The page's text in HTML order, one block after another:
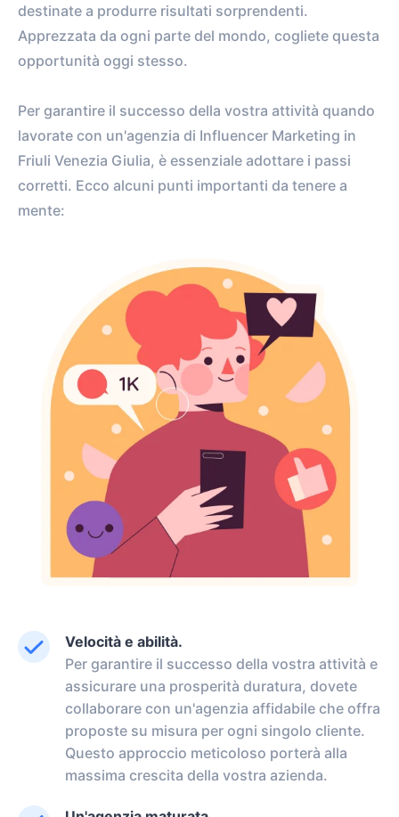
destinate a produrre risultati sorprendenti.
Apprezzata da ogni parte del mondo, cogliete questa
opportunità oggi stesso.
Per garantire il successo della vostra attività quando
lavorate con un'agenzia di Influencer Marketing in
Friuli Venezia Giulia, è essenziale adottare i passi
corretti. Ecco alcuni punti importanti da tenere a
mente:
Velocità e abilità.
Per garantire il successo della vostra attività e
assicurare una prosperità duratura, dovete
collaborare con un'agenzia affidabile che offra
proposte su misura per ogni singolo cliente.
Questo approccio meticoloso porterà alla
massima crescita della vostra azienda.